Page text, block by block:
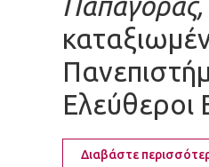
Ελεύθεροι
Διαβάστε